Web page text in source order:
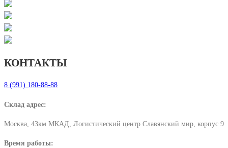
КОНТАКТЫ
8 (991) 180-88-88
Склад адрес:
Москва, 43км МКАД, Логистический центр Славянский мир, корпус 9
Время работы: